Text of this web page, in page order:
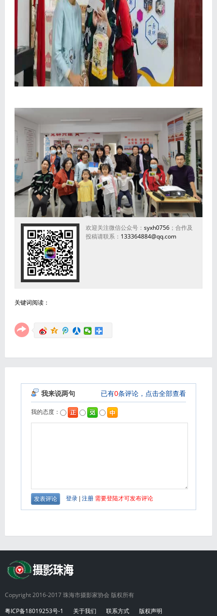
欢迎关注微信公众号： syxh0756；合作及
投稿请联系： 133364884@qq.com
关键词阅读：
Copyright 2016-2017 珠海市摄影家协会 版权所有
粤ICP备18019253号-1
关于我们 联系方式 版权声明